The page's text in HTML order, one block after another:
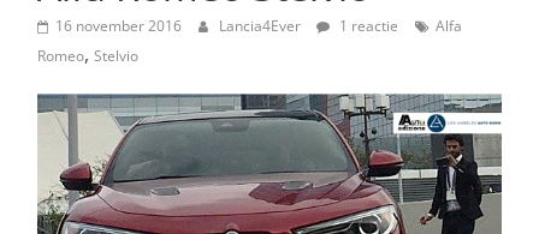
lifestyle
16 november 2016 Lancia4Ever 1 reactie
Alfa
Romeo, Stelvio